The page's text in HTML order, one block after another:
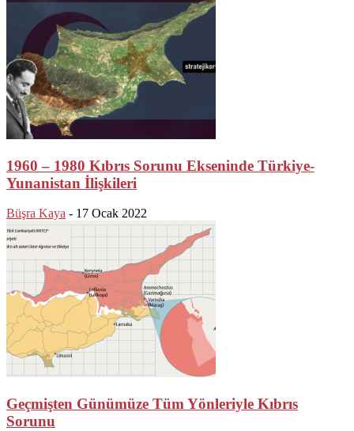
1960 – 1980 Kıbrıs Sorunu Ekseninde Türkiye-
Yunanistan İlişkileri
Büşra Kaya - 17 Ocak 2022
Geçmişten Günümüze Tüm Yönleriyle Kıbrıs
Sorunu